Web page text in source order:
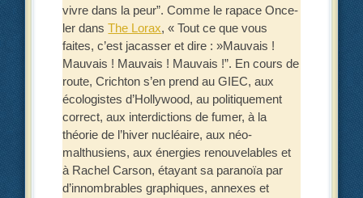
vivre dans la peur”. Comme le rapace Once-
ler dansThe Lorax, « Tout ce que vous
faites, c’est jacasser et dire : »Mauvais !
Mauvais ! Mauvais ! Mauvais !”. En cours de
route, Crichton s’en prend au GIEC, aux
écologistes d’Hollywood, au politiquement
correct, aux interdictions de fumer, à la
théorie de l’hiver nucléaire, aux néo-
malthusiens, aux énergies renouvelables et
à Rachel Carson, étayant sa paranoïa par
d’innombrables graphiques, annexes et